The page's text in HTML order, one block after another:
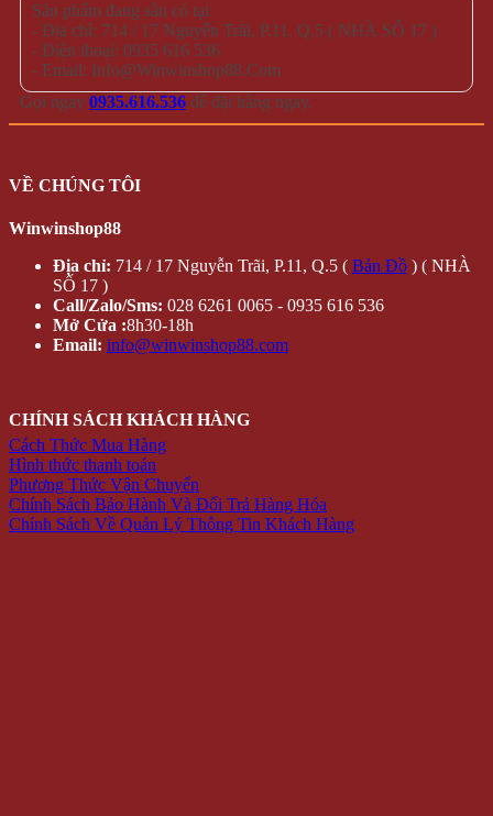
Sản phẩm đang sẵn có tại
- Địa chỉ: 714 / 17 Nguyễn Trãi, P.11, Q.5 ( NHÀ SỐ 17 )
- Điện thoại: 0935 616 536
- Email: Info@Winwinshop88.Com
Gọi ngay 0935.616.536 để đặt hàng ngay.
VỀ CHÚNG TÔI
Winwinshop88
Địa chỉ: 714 / 17 Nguyễn Trãi, P.11, Q.5 ( Bản Đồ ) ( NHÀ
SỐ 17 )
Call/Zalo/Sms: 028 6261 0065 - 0935 616 536
Mở Cửa :8h30-18h
Email: info@winwinshop88.com
CHÍNH SÁCH KHÁCH HÀNG
Cách Thức Mua Hàng
Hình thức thanh toán
Phương Thức Vận Chuyển
Chính Sách Bảo Hành Và Đổi Trả Hàng Hóa
Chính Sách Về Quản Lý Thông Tin Khách Hàng